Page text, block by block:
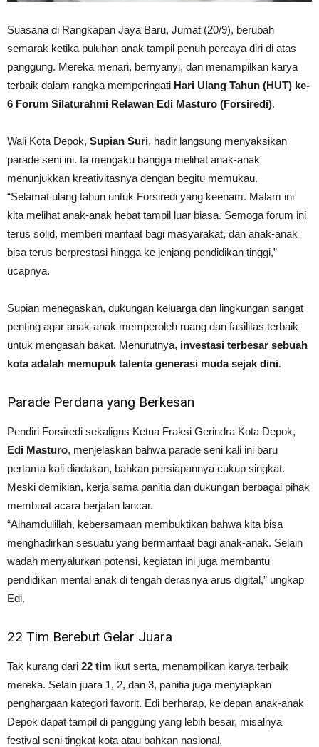
Suasana di Rangkapan Jaya Baru, Jumat (20/9), berubah
semarak ketika puluhan anak tampil penuh percaya diri di atas
panggung. Mereka menari, bernyanyi, dan menampilkan karya
terbaik dalam rangka memperingati Hari Ulang Tahun (HUT) ke-
6 Forum Silaturahmi Relawan Edi Masturo (Forsiredi).
Wali Kota Depok, Supian Suri, hadir langsung menyaksikan
parade seni ini. Ia mengaku bangga melihat anak-anak
menunjukkan kreativitasnya dengan begitu memukau.
“Selamat ulang tahun untuk Forsiredi yang keenam. Malam ini
kita melihat anak-anak hebat tampil luar biasa. Semoga forum ini
terus solid, memberi manfaat bagi masyarakat, dan anak-anak
bisa terus berprestasi hingga ke jenjang pendidikan tinggi,”
ucapnya.
Supian menegaskan, dukungan keluarga dan lingkungan sangat
penting agar anak-anak memperoleh ruang dan fasilitas terbaik
untuk mengasah bakat. Menurutnya, investasi terbesar sebuah
kota adalah memupuk talenta generasi muda sejak dini.
Parade Perdana yang Berkesan
Pendiri Forsiredi sekaligus Ketua Fraksi Gerindra Kota Depok,
Edi Masturo, menjelaskan bahwa parade seni kali ini baru
pertama kali diadakan, bahkan persiapannya cukup singkat.
Meski demikian, kerja sama panitia dan dukungan berbagai pihak
membuat acara berjalan lancar.
“Alhamdulillah, kebersamaan membuktikan bahwa kita bisa
menghadirkan sesuatu yang bermanfaat bagi anak-anak. Selain
wadah menyalurkan potensi, kegiatan ini juga membantu
pendidikan mental anak di tengah derasnya arus digital,” ungkap
Edi.
22 Tim Berebut Gelar Juara
Tak kurang dari 22 tim ikut serta, menampilkan karya terbaik
mereka. Selain juara 1, 2, dan 3, panitia juga menyiapkan
penghargaan kategori favorit. Edi berharap, ke depan anak-anak
Depok dapat tampil di panggung yang lebih besar, misalnya
festival seni tingkat kota atau bahkan nasional.